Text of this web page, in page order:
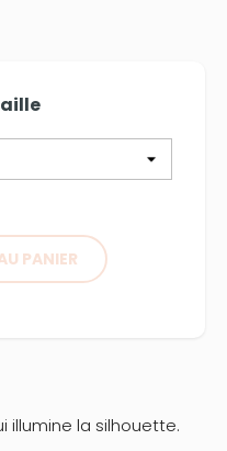
PANIER
illumine la silhouette.